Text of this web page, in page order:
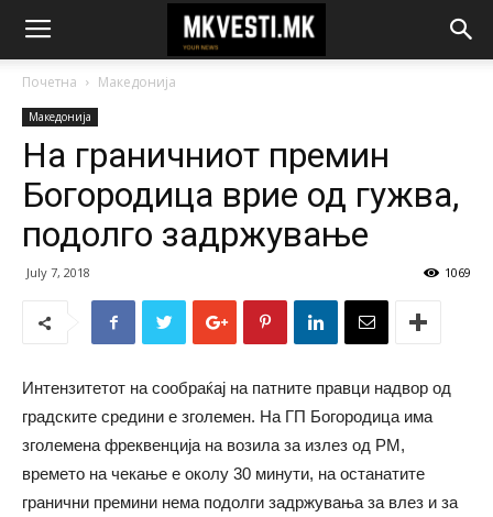
Почетна Македонија
Македонија
На граничниот премин
Богородица врие од гужва,
подолго задржување
July 7, 2018 1069
Интензитетот на сообраќај на патните правци надвор од
градските средини е зголемен. На ГП Богородица има
зголемена фреквенција на возила за излез од РМ,
времето на чекање е околу 30 минути, на останатите
гранични премини нема подолги задржувања за влез и за